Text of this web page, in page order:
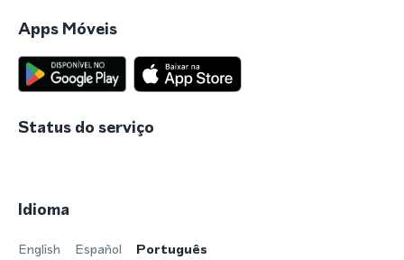
Apps Móveis
Status do serviço
Idioma
English Español Português